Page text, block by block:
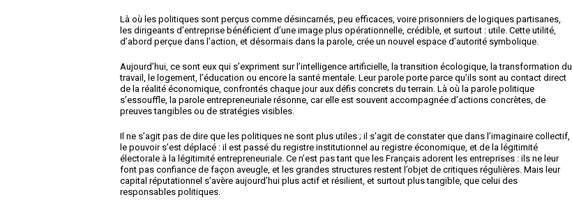
Là où les politiques sont perçus comme désincarnés, peu efficaces, voire prisonniers de logiques partisanes,
les dirigeants d’entreprise bénéficient d’une image plus opérationnelle, crédible, et surtout : utile. Cette utilité,
d’abord perçue dans l’action, et désormais dans la parole, crée un nouvel espace d’autorité symbolique.
Aujourd’hui, ce sont eux qui s’expriment sur l’intelligence artificielle, la transition écologique, la transformation du
travail, le logement, l’éducation ou encore la santé mentale. Leur parole porte parce qu’ils sont au contact direct
de la réalité économique, confrontés chaque jour aux défis concrets du terrain. Là où la parole politique
s’essouffle, la parole entrepreneuriale résonne, car elle est souvent accompagnée d’actions concrètes, de
preuves tangibles ou de stratégies visibles.
Il ne s’agit pas de dire que les politiques ne sont plus utiles ; il s’agit de constater que dans l’imaginaire collectif,
le pouvoir s’est déplacé : il est passé du registre institutionnel au registre économique, et de la légitimité
électorale à la légitimité entrepreneuriale. Ce n’est pas tant que les Français adorent les entreprises : ils ne leur
font pas confiance de façon aveugle, et les grandes structures restent l’objet de critiques régulières. Mais leur
capital réputationnel s’avère aujourd’hui plus actif et résilient, et surtout plus tangible, que celui des
responsables politiques.